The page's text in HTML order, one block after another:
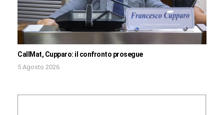
CallMat, Cupparo: il confronto prosegue
5 Agosto 2026